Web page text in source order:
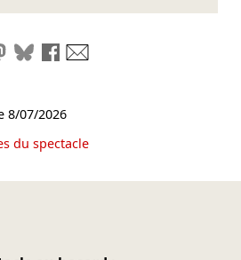
le liensur LinkedIn
Partager sur Mastodon
Partager sur Bluesky
Partager sur Facebook
8/07/2026
du spectacle